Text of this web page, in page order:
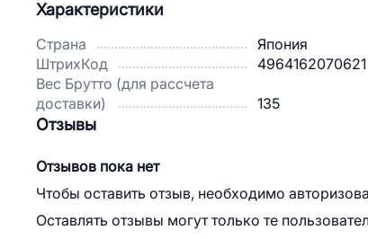
Характеристики
Страна
Япония
ШтрихКод
4964162070621
Вес Брутто (для рассчета
доставки)
135
Отзывы
Отзывов пока нет
Чтобы оставить отзыв, необходимо
Оставлять отзывы могут только те